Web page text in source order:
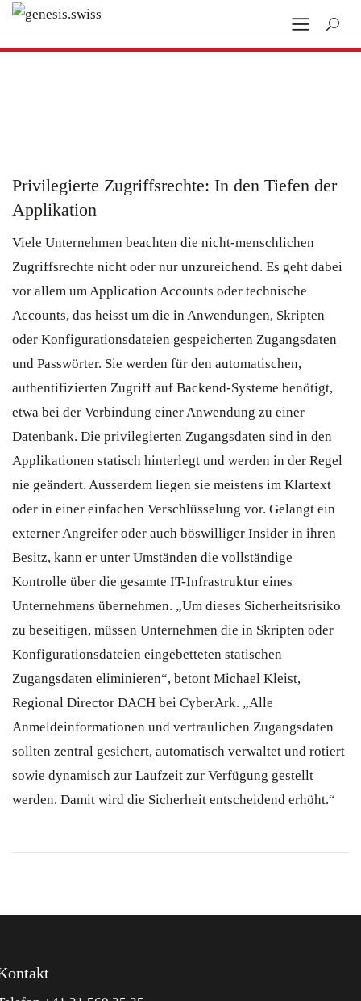
Privilegierte Zugriffsrechte: In den Tiefen der
Applikation
Viele Unternehmen beachten die nicht-menschlichen
Zugriffsrechte nicht oder nur unzureichend. Es geht dabei
vor allem um Application Accounts oder technische
Accounts, das heisst um die in Anwendungen, Skripten
oder Konfigurationsdateien gespeicherten Zugangsdaten
und Passwörter. Sie werden für den automatischen,
authentifizierten Zugriff auf Backend-Systeme benötigt,
etwa bei der Verbindung einer Anwendung zu einer
Datenbank. Die privilegierten Zugangsdaten sind in den
Applikationen statisch hinterlegt und werden in der Regel
nie geändert. Ausserdem liegen sie meistens im Klartext
oder in einer einfachen Verschlüsselung vor. Gelangt ein
externer Angreifer oder auch böswilliger Insider in ihren
Besitz, kann er unter Umständen die vollständige
Kontrolle über die gesamte IT-Infrastruktur eines
Unternehmens übernehmen. „Um dieses Sicherheitsrisiko
zu beseitigen, müssen Unternehmen die in Skripten oder
Konfigurationsdateien eingebetteten statischen
Zugangsdaten eliminieren“, betont Michael Kleist,
Regional Director DACH bei CyberArk. „Alle
Anmeldeinformationen und vertraulichen Zugangsdaten
sollten zentral gesichert, automatisch verwaltet und rotiert
sowie dynamisch zur Laufzeit zur Verfügung gestellt
werden. Damit wird die Sicherheit entscheidend erhöht.“